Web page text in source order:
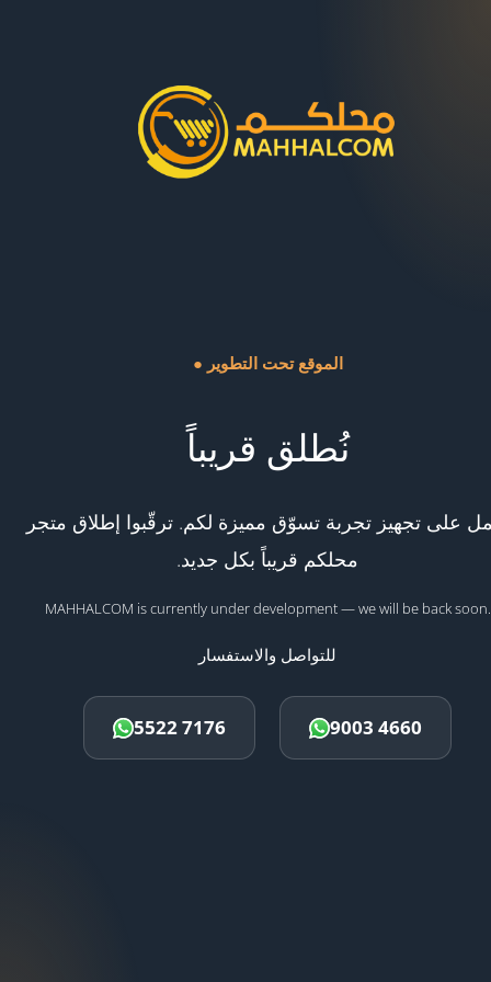
● الموقع تحت التطوير
نُطلق قريباً
على تجهيز تجربة تسوّق مميزة لكم. ترقّبوا إطلاق متجر
محلكم قريباً بكل جديد.
MAHHALCOM is currently under development — we will be back soon.
للتواصل والاستفسار
5522 7176 9003 4660